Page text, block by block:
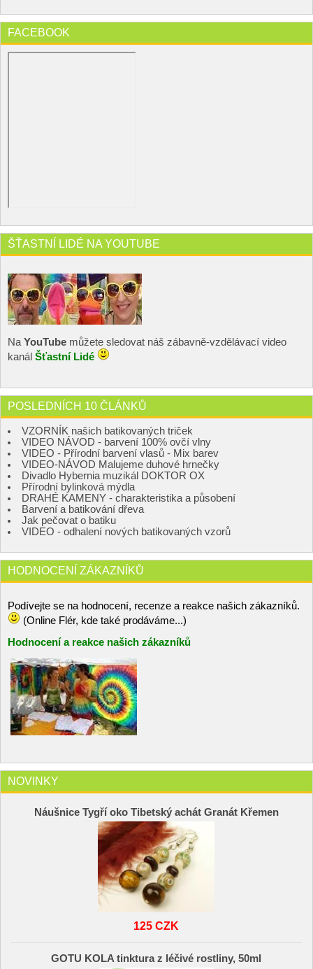
FACEBOOK
ŠŤASTNÍ LIDÉ NA YOUTUBE
NaYouTube můžete sledovat náš zábavně-vzdělávací video
kanál Šťastní Lidé
POSLEDNÍCH 10 ČLÁNKŮ
VZORNÍK našich batikovaných triček
VIDEO NÁVOD - barvení 100% ovčí vlny
VIDEO - Přírodní barvení vlasů - Mix barev
VIDEO-NÁVOD Malujeme duhové hrnečky
Divadlo Hybernia muzikál DOKTOR OX
Přírodní bylinková mýdla
DRAHÉ KAMENY - charakteristika a působení
Barvení a batikování dřeva
Jak pečovat o batiku
VIDEO - odhalení nových batikovaných vzorů
HODNOCENÍ ZÁKAZNÍKŮ
Podívejte se na hodnocení, recenze a reakce našich zákazníků.
(Online Flér, kde také prodáváme...)
Hodnocení a reakce našich zákazníků
NOVINKY
Náušnice Tygří oko Tibetský achát Granát Křemen
125 CZK
GOTU KOLA tinktura z léčivé rostliny, 50ml